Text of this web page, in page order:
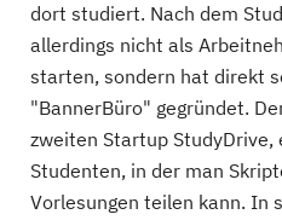
dort studiert. Nach dem
allerdings nicht als
starten, sondern hat direkt
"BannerBüro" gegründet.
zweiten Startup
Studenten, in der man
Vorlesungen teilen kann. In